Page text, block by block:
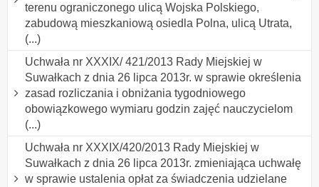
terenu ograniczonego ulicą Wojska Polskiego,
zabudową mieszkaniową osiedla Polna, ulicą Utrata,
(...)
Uchwała nr XXXIX/ 421/2013 Rady Miejskiej w
Suwałkach z dnia 26 lipca 2013r. w sprawie określenia
zasad rozliczania i obniżania tygodniowego
obowiązkowego wymiaru godzin zajęć nauczycielom
(...)
Uchwała nr XXXIX/420/2013 Rady Miejskiej w
Suwałkach z dnia 26 lipca 2013r. zmieniająca uchwałę
w sprawie ustalenia opłat za świadczenia udzielane